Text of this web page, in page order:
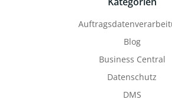
Blog
Business Central
Datenschutz
DMS